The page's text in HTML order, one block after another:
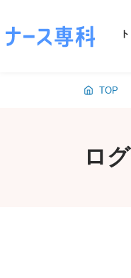
TOP
ロ